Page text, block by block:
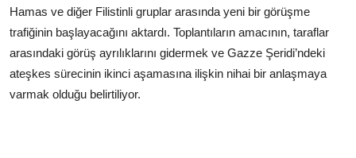
Hamas ve diğer Filistinli gruplar arasında yeni bir görüşme
trafiğinin başlayacağını aktardı. Toplantıların amacının, taraflar
arasındaki görüş ayrılıklarını gidermek ve Gazze Şeridi’ndeki
ateşkes sürecinin ikinci aşamasına ilişkin nihai bir anlaşmaya
varmak olduğu belirtiliyor.